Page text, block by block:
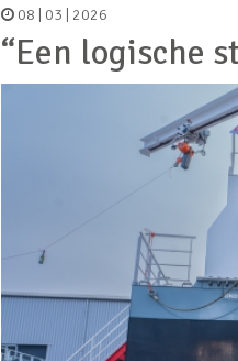
08 | 03 | 2026
“Een logische